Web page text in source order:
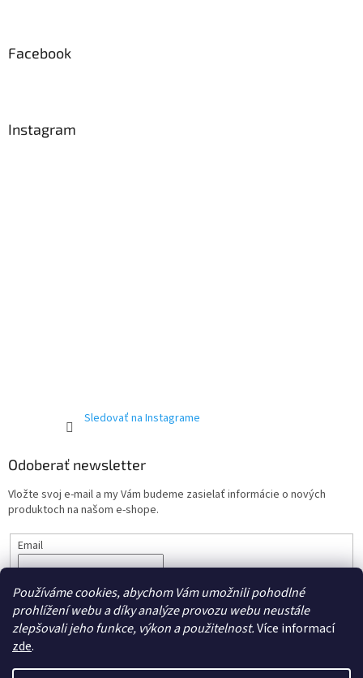
Používáme cookies, abychom Vám umožnili pohodlné
prohlížení webu a díky analýze provozu webu neustále
zlepšovali jeho funkce, výkon a použitelnost.Více informací
zde.
Facebook
Instagram
Sledovať na Instagrame
Odoberať newsletter
Vložte svoj e-mail a my Vám budeme zasielať informácie o nových
produktoch na našom e-shope.
Email
údajov.
PRIHLÁSIŤ SA